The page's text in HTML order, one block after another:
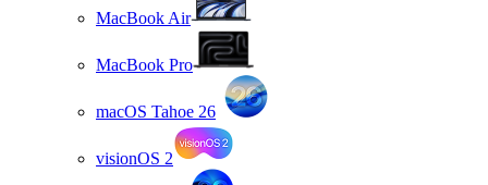
MacBook Air
MacBook Pro
macOS Tahoe 26
visionOS 2